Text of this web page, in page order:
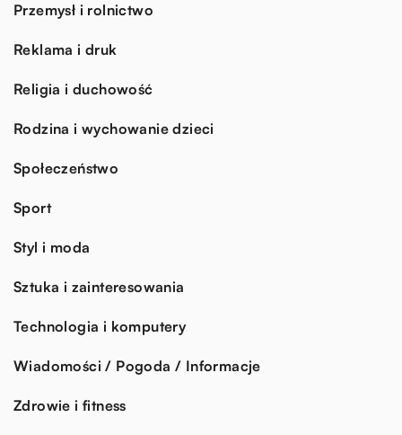
Przemysł i rolnictwo
Reklama i druk
Religia i duchowość
Rodzina i wychowanie dzieci
Społeczeństwo
Sport
Styl i moda
Sztuka i zainteresowania
Technologia i komputery
Wiadomości / Pogoda / Informacje
Zdrowie i fitness